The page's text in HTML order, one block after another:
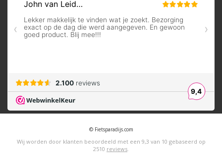
© Fietsparadijs.com
Wij worden door klanten beoordeeld met een 9,3 van 10 gebaseerd op
2510 reviews.